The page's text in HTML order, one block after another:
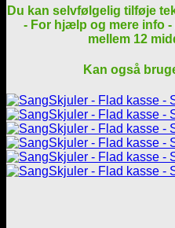
Du kan selvfølgelig tilføje
- For hjælp og mere info -
mellem 12
Kan også